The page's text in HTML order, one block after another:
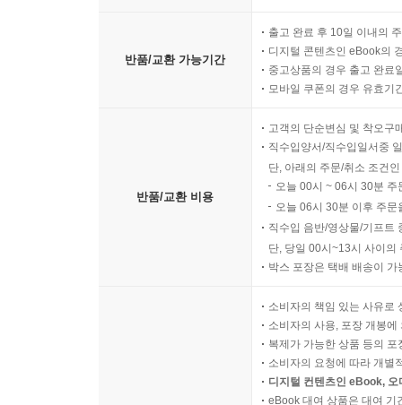
반품/교환 가능기간
출고 완료 후 10일 이내의
디지털 콘텐츠인 eBook의
중고상품의 경우 출고 완료
모바일 쿠폰의 경우 유효기
반품/교환 비용
고객의 단순변심 및 착오구
직수입양서/직수입일서중
단, 아래의 주문/취소 조건
오늘 00시 ~ 06시 30분
오늘 06시 30분 이후 주
직수입 음반/영상물/기프트
단, 당일 00시~13시 사이의
박스 포장은 택배 배송이
소비자의 책임 있는 사유로
소비자의 사용, 포장 개봉
복제가 가능한 상품 등의
소비자의 요청에 따라 개별
디지털 컨텐츠인 eBook,
eBook 대여 상품은 대여 기